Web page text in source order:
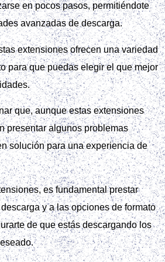
en pocos pasos, permitiéndote
avanzadas de descarga.
extensiones ofrecen una variedad
para que puedas elegir el que mejor
que, aunque estas extensiones
presentar algunos problemas
solución para una experiencia de
es fundamental prestar
y a las opciones de formato
de que estás descargando los